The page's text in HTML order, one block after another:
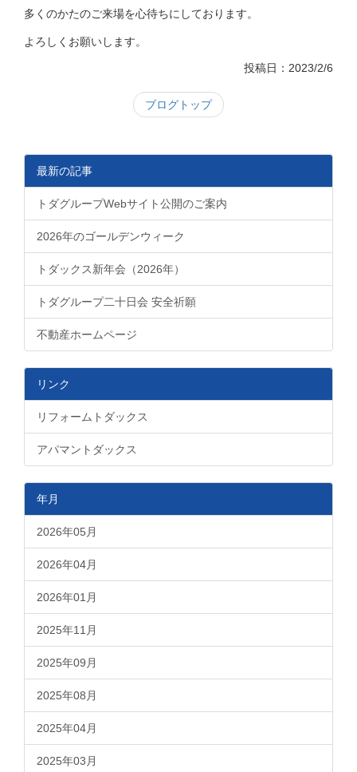
多くのかたのご来場を心待ちにしております。
よろしくお願いします。
投稿日：2023/2/6
ブログトップ
最新の記事
トダグループWebサイト公開のご案内
2026年のゴールデンウィーク
トダックス新年会（2026年）
トダグループ二十日会 安全祈願
不動産ホームページ
リンク
リフォームトダックス
アパマントダックス
年月
2026年05月
2026年04月
2026年01月
2025年11月
2025年09月
2025年08月
2025年04月
2025年03月